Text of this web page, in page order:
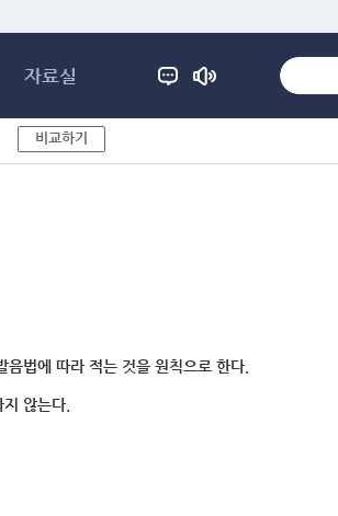
자료실
비교하기
법에 따라 적는 것을 원칙으로 한다.
않는다.